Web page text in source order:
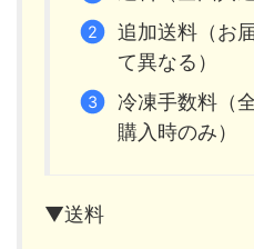
追加送料（お
て異なる）
冷凍手数料（
購入時のみ）
▼送料